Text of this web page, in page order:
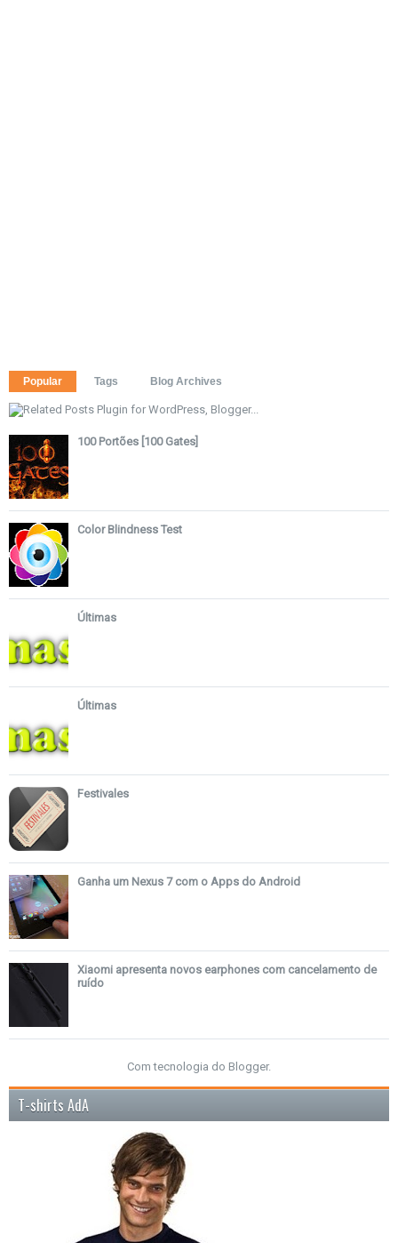
Popular Tags Blog Archives
100 Portões [100 Gates]
Color Blindness Test
Últimas
Últimas
Festivales
Ganha um Nexus 7 com o Apps do Android
Xiaomi apresenta novos earphones com cancelamento de
ruído
Com tecnologia do Blogger.
T-shirts AdA